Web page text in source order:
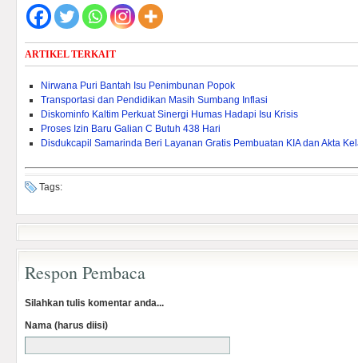
ARTIKEL TERKAIT
Nirwana Puri Bantah Isu Penimbunan Popok
Transportasi dan Pendidikan Masih Sumbang Inflasi
Diskominfo Kaltim Perkuat Sinergi Humas Hadapi Isu Krisis
Proses Izin Baru Galian C Butuh 438 Hari
Disdukcapil Samarinda Beri Layanan Gratis Pembuatan KIA dan Akta
Tags:
Respon Pembaca
Silahkan tulis komentar anda...
Nama (harus diisi)